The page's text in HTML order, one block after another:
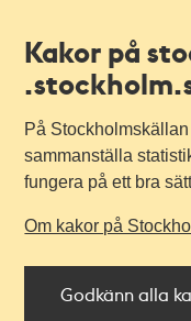
Kakor på
På
sammanställa
fungera på ett bra
Om kakor på
Godkänn alla